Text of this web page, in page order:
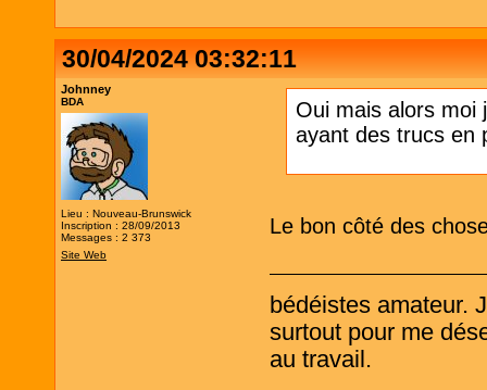
30/04/2024 03:32:11
Johnney
BDA
Lieu : Nouveau-Brunswick
Inscription : 28/09/2013
Messages : 2 373
Site Web
Oui mais alors moi
ayant des trucs en
Le bon côté des
bédéistes amateur.
surtout pour me
au travail.